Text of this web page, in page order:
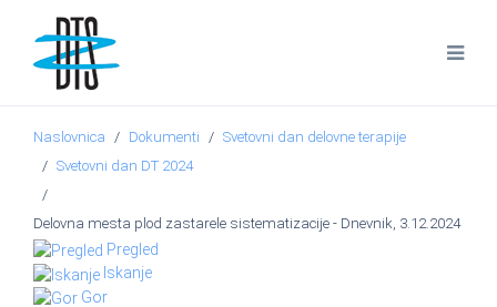
Naslovnica Dokumenti
Svetovni dan delovne terapije
Svetovni dan DT 2024
Delovna mesta plod zastarele sistematizacije - Dnevnik, 3.12.2024
Pregled
Iskanje
Gor